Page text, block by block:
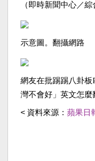
（即時新聞中心／綜
示意圖。翻攝網路
網友在批踢踢八卦板
灣不會好」英文怎麼
< 資料來源： 蘋果日